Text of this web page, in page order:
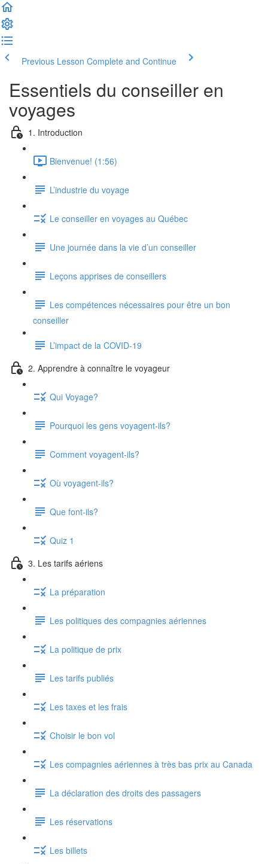
Previous Lesson Complete and Continue
Essentiels du conseiller en
voyages
1. Introduction
Bienvenue! (1:56)
L’industrie du voyage
Le conseiller en voyages au Québec
Une journée dans la vie d’un conseiller
Leçons apprises de conseillers
Les compétences nécessaires pour être un bon
conseiller
L’impact de la COVID-19
2. Apprendre à connaître le voyageur
Qui Voyage?
Pourquoi les gens voyagent-ils?
Comment voyagent-ils?
Où voyagent-ils?
Que font-ils?
Quiz 1
3. Les tarifs aériens
La préparation
Les politiques des compagnies aériennes
La politique de prix
Les tarifs publiés
Les taxes et les frais
Choisir le bon vol
Les compagnies aériennes à très bas prix au Canada
La déclaration des droits des passagers
Les réservations
Les billets